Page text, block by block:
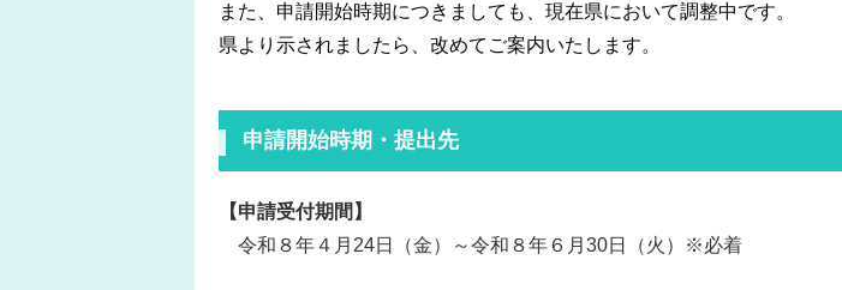
また、申請開始時期につきましても、現在県において調整中です。
県より示されましたら、改めてご案内いたします。
申請開始時期・提出先
【申請受付期間】
令和８年４月24日（金）～令和８年６月30日（火）※必着